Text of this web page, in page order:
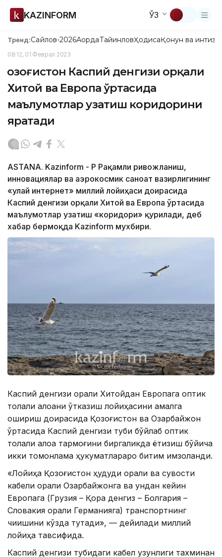
KAZINFORM ЎЗ
Тренд:Сайлов-2026АқордаТайинловҲодисаҚонун ва
08:12, 01 Феврал 2023
Қозоғистон Каспий денгизи орқали
Хитой ва Европа ўртасида
маълумотлар узатиш коридорини
яратади
ASTANA. Kazinform - ҚР Рақамли ривожланиш,
инновациялар ва аэрокосмик саноат вазирлигининг
«Қулай интернет» миллий лойиҳаси доирасида
Каспий денгизи орқали Хитой ва Европа ўртасида
маълумотлар узатиш «коридори» қурилади, деб
хабар бермоқда Kazinform мухбири.
Каспий денгизи орқали Хитойдан Европага оптик
толали алоқани ўтказиш лойиҳасини амалга
ошириш доирасида Қозоғистон ва Озарбайжон
ўртасида Каспий денгизи туби бўйлаб оптик
толали алоқа тармоғини биргаликда ётқизиш бўйича
икки томонлама ҳукуматлараро битим имзоланди.
«Лойиҳа Қозоғистон ҳудуди орқали ва сувости
кабели орқали Озарбайжонга ва ундан кейин
Европага (Грузия – Қора денгиз – Болгария –
Словакия орқали Германияга) транспортнинг
чиқишини кўзда тутади», — дейилади миллий
лойиҳа тавсифида.
Каспий денгизи тубидаги кабел узунлиги тахминан